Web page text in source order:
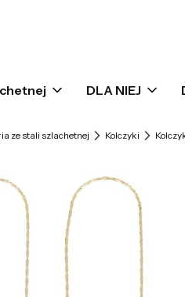
DLA NIEJ
ze stali szlachetnej Kolczyki